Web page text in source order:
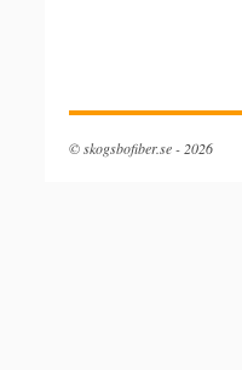
© skogsbofiber.se - 2026